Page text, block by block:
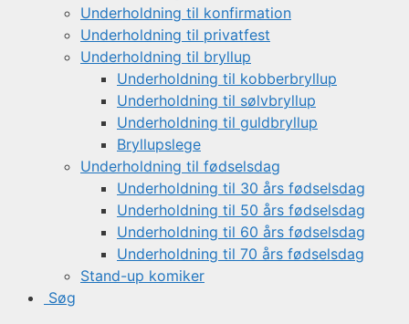
Underholdning til konfirmation
Underholdning til privatfest
Underholdning til bryllup
Underholdning til kobberbryllup
Underholdning til sølvbryllup
Underholdning til guldbryllup
Bryllupslege
Underholdning til fødselsdag
Underholdning til 30 års fødselsdag
Underholdning til 50 års fødselsdag
Underholdning til 60 års fødselsdag
Underholdning til 70 års fødselsdag
Stand-up komiker
Søg